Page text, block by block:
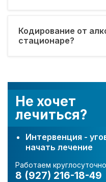
Не хочет
лечиться?
Интервенция -
начать лечение
Работаем
8 (927) 216-18-49
Кодирование от
стационаре?